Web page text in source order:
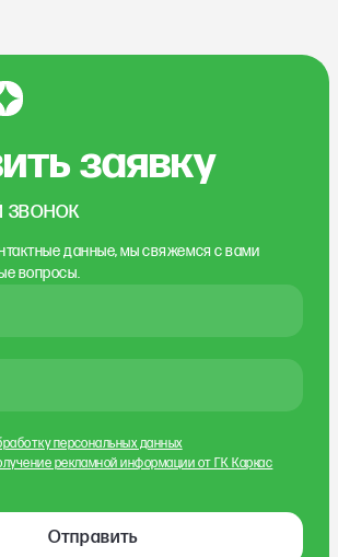
заявку
ЗВОНОК
данные, мы свяжемсяс вами
вопросы.
Отправить
персональных данных
рекламной информации от ГК Каркас